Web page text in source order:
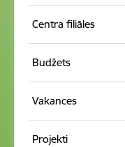
Centra filiāles
Budžets
Vakances
Projekti